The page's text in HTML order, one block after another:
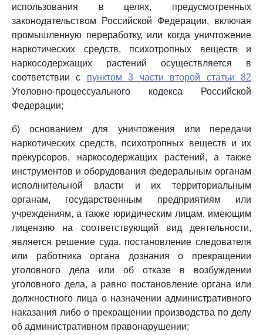
использования в целях, предусмотренных
законодательством Российской Федерации, включая
промышленную переработку, или когда уничтожение
наркотических средств, психотропных веществ и
наркосодержащих растений осуществляется в
соответствии с пунктом 3 части второй статьи 82
Уголовно-процессуального кодекса Российской
Федерации;
б) основанием для уничтожения или передачи
наркотических средств, психотропных веществ и их
прекурсоров, наркосодержащих растений, а также
инструментов и оборудования федеральным органам
исполнительной власти и их территориальным
органам, государственным предприятиям или
учреждениям, а также юридическим лицам, имеющим
лицензию на соответствующий вид деятельности,
является решение суда, постановление следователя
или работника органа дознания о прекращении
уголовного дела или об отказе в возбуждении
уголовного дела, а равно постановление органа или
должностного лица о назначении административного
наказания либо о прекращении производства по делу
об административном правонарушении;